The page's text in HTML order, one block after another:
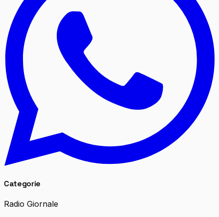
Categorie
Radio Giornale